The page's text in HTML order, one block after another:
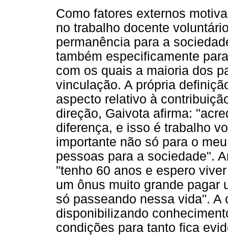
Como fatores externos
no trabalho docente
permanência para a
também especificamente
com os quais a maioria dos
vinculação. A própria
aspecto relativo à
direção, Gaivota afirma:
diferença, e isso é trabalho
importante não só para o
pessoas para a sociedade".
"tenho 60 anos e espero
um ônus muito grande pagar
só passeando nessa vida". A
disponibilizando
condições para tanto fica